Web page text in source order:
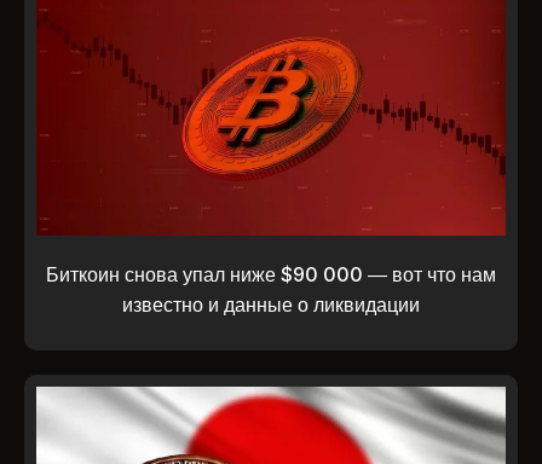
Биткоин снова упал ниже $90 000 — вот что нам
известно и данные о ликвидации